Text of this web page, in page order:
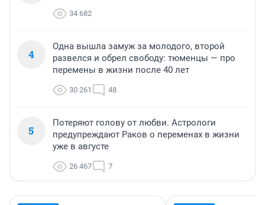
34 682
4
Одна вышла замуж за молодого, второй
развелся и обрел свободу: тюменцы — про
перемены в жизни после 40 лет
30 261 48
5
Потеряют голову от любви. Астрологи
предупреждают Раков о переменах в жизни
уже в августе
26 467 7